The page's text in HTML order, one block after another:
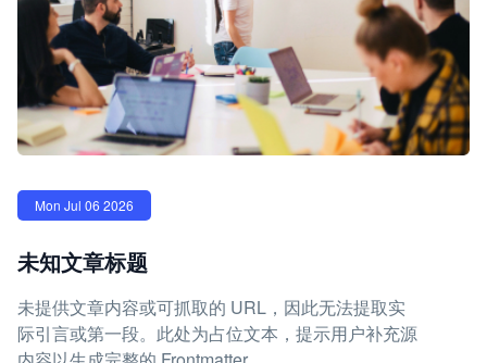
Mon Jul 06 2026
未知文章标题
未提供文章内容或可抓取的 URL，因此无法提取实
际引言或第一段。此处为占位文本，提示用户补充源